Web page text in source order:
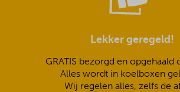
Lekker geregeld!
GRATIS bezorgd en opgehaald
Alles wordt in koelboxen
Wij regelen alles, zelfs de